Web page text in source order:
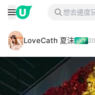
LoveCath 夏沫